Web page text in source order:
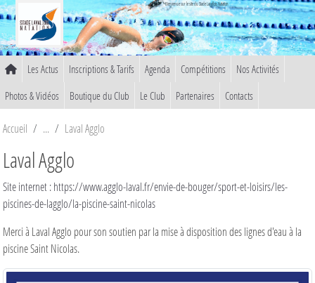
Bienvenue sur le site du Stade Lavallois Natation
Les Actus Inscriptions & Tarifs Agenda Compétitions
Nos Activités
Photos & Vidéos
Boutique du Club Le Club Partenaires Contacts
Accueil Laval Agglo
Laval Agglo
Site internet : https://www.agglo-laval.fr/envie-de-bouger/sport-et-loisirs/les-
piscines-de-lagglo/la-piscine-saint-nicolas
Merci à Laval Agglo pour son soutien par la mise à disposition des lignes d'eau à la
piscine Saint Nicolas.
Panneau de gestion des cookies